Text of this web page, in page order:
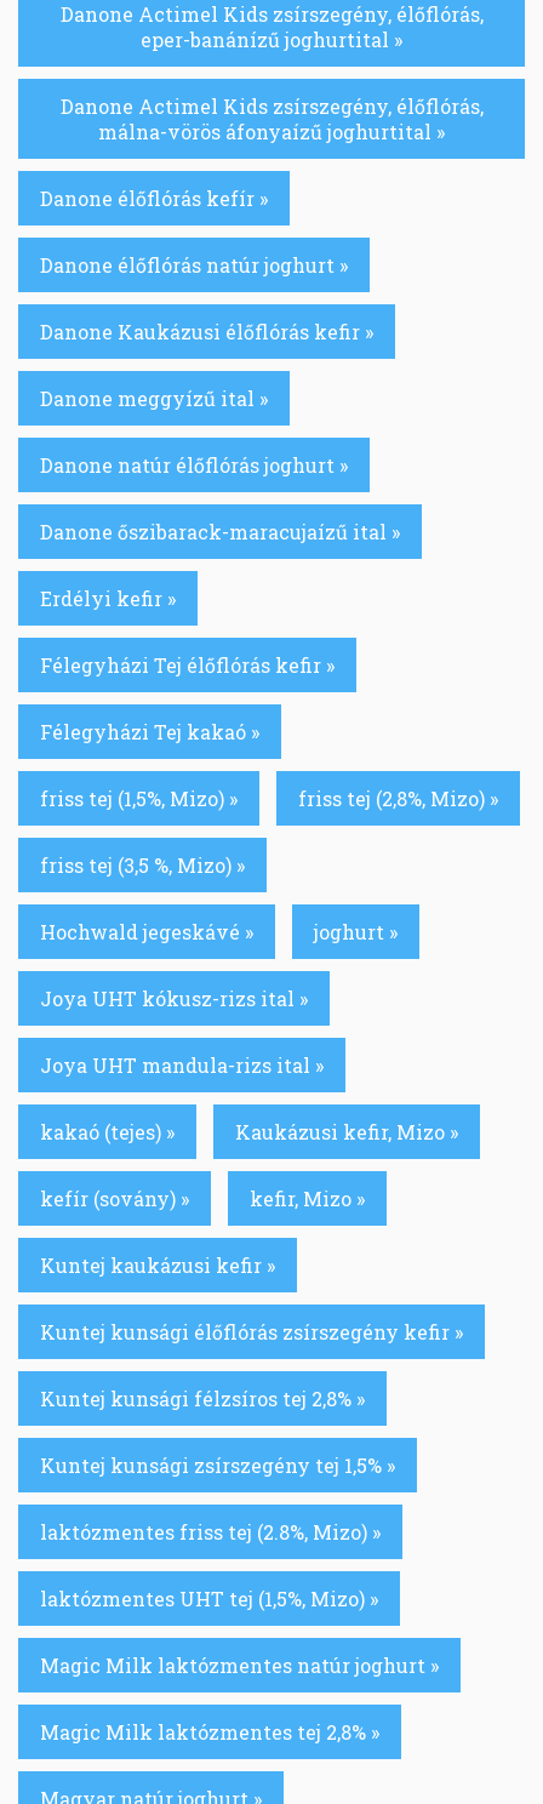
Danone Actimel Kids zsírszegény, élőflórás,
eper-banánízű joghurtital »
Danone Actimel Kids zsírszegény, élőflórás,
málna-vörös áfonyaízű joghurtital »
Danone élőflórás kefír »
Danone élőflórás natúr joghurt »
Danone Kaukázusi élőflórás kefir »
Danone meggyízű ital »
Danone natúr élőflórás joghurt »
Danone őszibarack-maracujaízű ital »
Erdélyi kefir »
Félegyházi Tej élőflórás kefir »
Félegyházi Tej kakaó »
friss tej (1,5%, Mizo) » friss tej (2,8%, Mizo) »
friss tej (3,5 %, Mizo) »
Hochwald jegeskávé » joghurt »
Joya UHT kókusz-rizs ital »
Joya UHT mandula-rizs ital »
kakaó (tejes) » Kaukázusi kefir, Mizo »
kefír (sovány) » kefir, Mizo »
Kuntej kaukázusi kefir »
Kuntej kunsági élőflórás zsírszegény kefir »
Kuntej kunsági félzsíros tej 2,8% »
Kuntej kunsági zsírszegény tej 1,5% »
laktózmentes friss tej (2.8%, Mizo) »
laktózmentes UHT tej (1,5%, Mizo) »
Magic Milk laktózmentes natúr joghurt »
Magic Milk laktózmentes tej 2,8% »